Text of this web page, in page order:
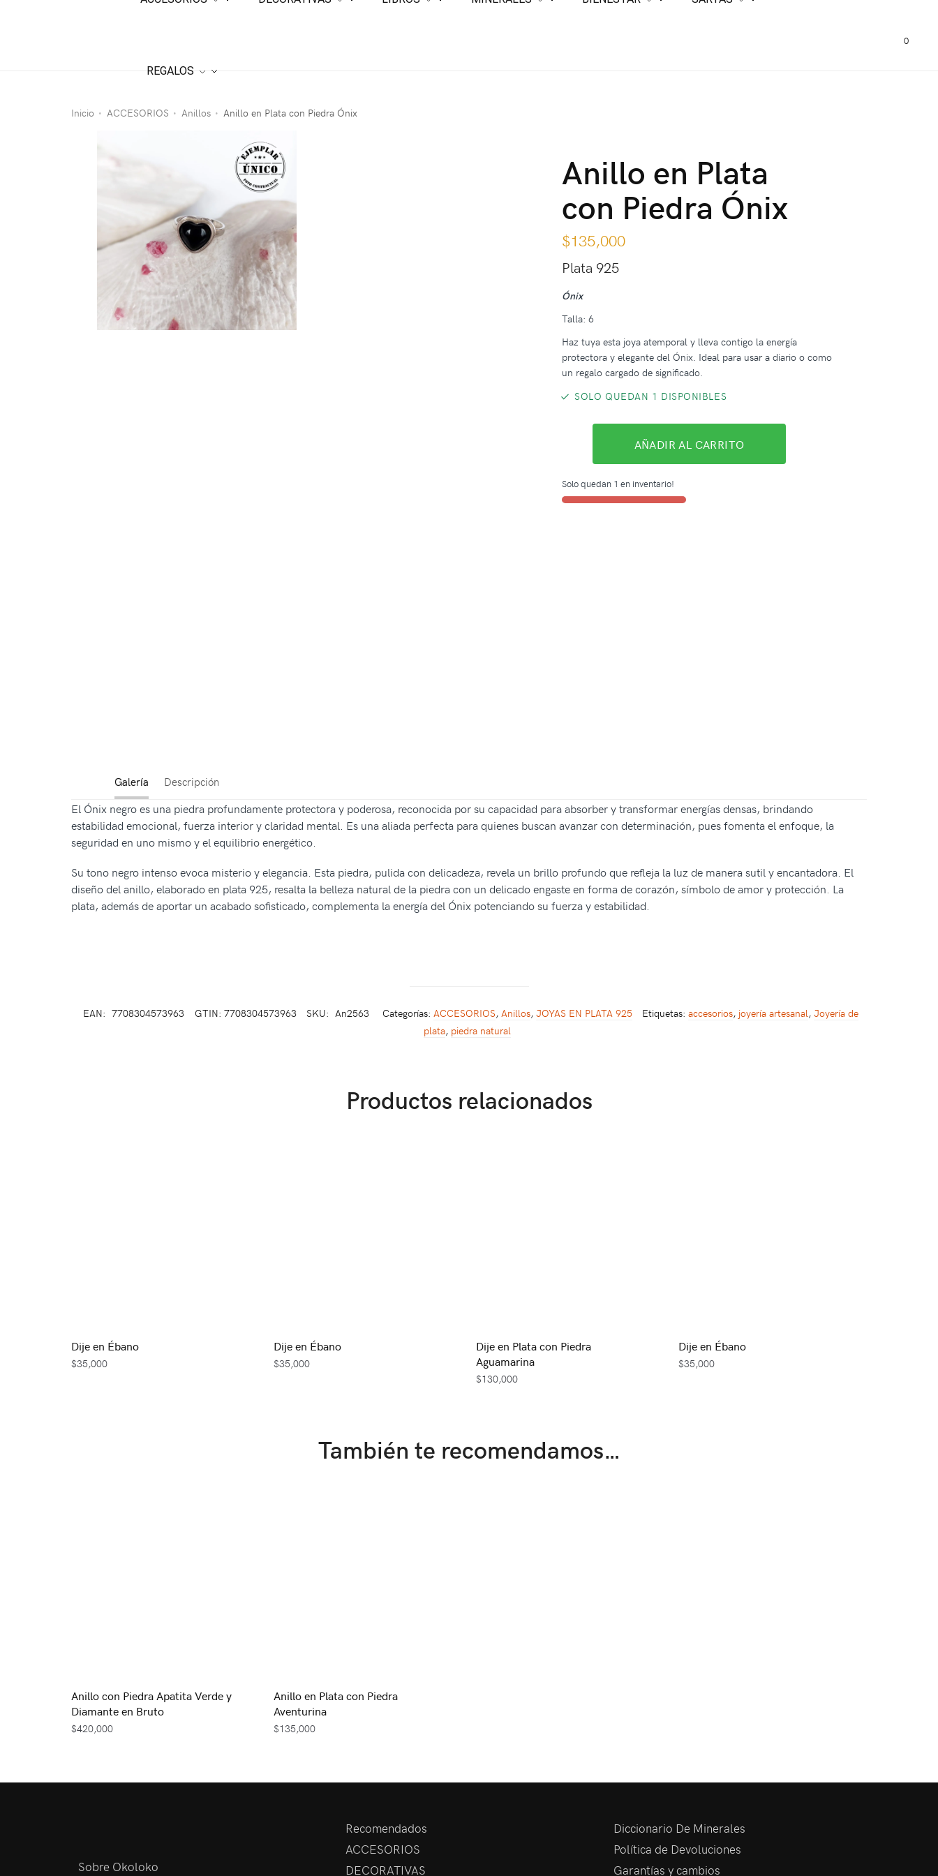
REGALOS
0
Inicio • ACCESORIOS • Anillos • Anillo en Plata con Piedra Ónix
Anillo en Plata
con Piedra Ónix
$135,000
Plata 925
Ónix
Talla: 6
Haz tuya esta joya atemporal y lleva contigo la energía
protectora y elegante del Ónix. Ideal para usar a diario o como
un regalo cargado de significado.
SOLO QUEDAN 1 DISPONIBLES
AÑADIR AL CARRITO
Solo quedan 1 en inventario!
Galería Descripción
El Ónix negro es una piedra profundamente protectora y poderosa, reconocida por su capacidad para absorber y transformar energías densas, brindando
estabilidad emocional, fuerza interior y claridad mental. Es una aliada perfecta para quienes buscan avanzar con determinación, pues fomenta el enfoque, la
seguridad en uno mismo y el equilibrio energético.
Su tono negro intenso evoca misterio y elegancia. Esta piedra, pulida con delicadeza, revela un brillo profundo que refleja la luz de manera sutil y encantadora. El
diseño del anillo, elaborado en plata 925, resalta la belleza natural de la piedra con un delicado engaste en forma de corazón, símbolo de amor y protección. La
plata, además de aportar un acabado sofisticado, complementa la energía del Ónix potenciando su fuerza y estabilidad.
EAN: 7708304573963 GTIN: 7708304573963 SKU: An2563 Categorías: ACCESORIOS, Anillos, JOYAS EN PLATA 925 Etiquetas: accesorios, joyería artesanal, Joyería de
plata, piedra natural
Productos relacionados
Dije en Ébano
$35,000
Dije en Ébano
$35,000
Dije en Plata con Piedra
Aguamarina
$130,000
Dije en Ébano
$35,000
También te recomendamos…
Anillo con Piedra Apatita Verde y
Diamante en Bruto
$420,000
Anillo en Plata con Piedra
Aventurina
$135,000
Sobre Okoloko
Recomendados
ACCESORIOS
DECORATIVAS
Diccionario De Minerales
Política de Devoluciones
Garantías y cambios